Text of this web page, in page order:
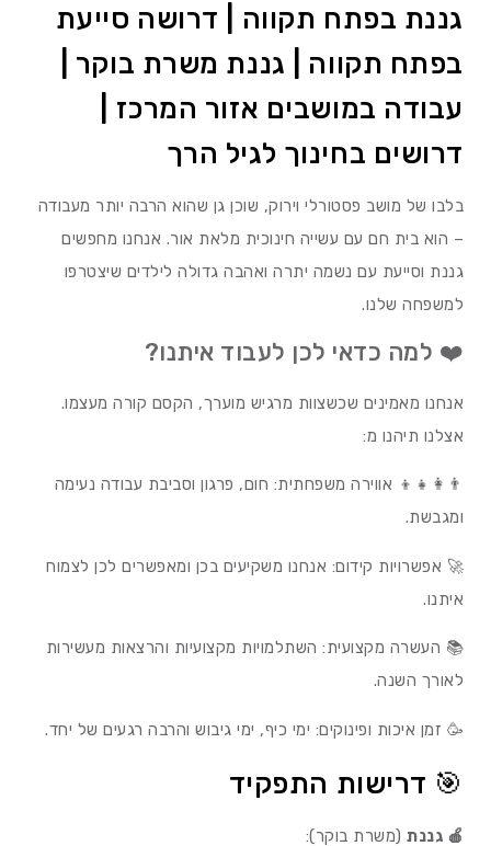
גננת בפתח תקווה | דרושה סייעת
בפתח תקווה | גננת משרת בוקר |
עבודה במושבים אזור המרכז |
דרושים בחינוך לגיל הרך
בלבו של מושב פסטורלי וירוק, שוכן גן שהוא הרבה יותר מעבודה
– הוא בית חם עם עשייה חינוכית מלאת אור. אנחנו מחפשים
גננת וסייעת עם נשמה יתרה ואהבה גדולה לילדים שיצטרפו
למשפחה שלנו.
❤️ למה כדאי לכן לעבוד איתנו?
אנחנו מאמינים שכשצוות מרגיש מוערך, הקסם קורה מעצמו.
אצלנו תיהנו מ:
👨‍👩‍👧‍👦 אווירה משפחתית: חום, פרגון וסביבת עבודה נעימה
ומגבשת.
🚀 אפשרויות קידום: אנחנו משקיעים בכן ומאפשרים לכן לצמוח
איתנו.
📚 העשרה מקצועית: השתלמויות מקצועיות והרצאות מעשירות
לאורך השנה.
🥳 זמן איכות ופינוקים: ימי כיף, ימי גיבוש והרבה רגעים של יחד.
🎯 דרישות התפקיד
🍎 גננת (משרת בוקר):